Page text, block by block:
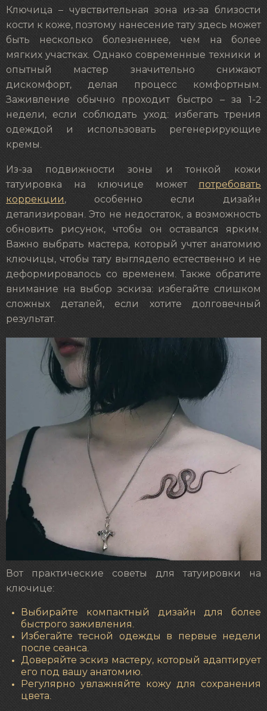
Ключица – чувствительная зона из-за близости
кости к коже, поэтому нанесение тату здесь может
быть несколько болезненнее, чем на более
мягких участках. Однако современные техники и
опытный мастер значительно снижают
дискомфорт, делая процесс комфортным.
Заживление обычно проходит быстро – за 1-2
недели, если соблюдать уход: избегать трения
одеждой и использовать регенерирующие
кремы.
Из-за подвижности зоны и тонкой кожи
татуировка на ключице можетпотребовать
коррекции, особенно если дизайн
детализирован. Это не недостаток, а возможность
обновить рисунок, чтобы он оставался ярким.
Важно выбрать мастера, который учтет анатомию
ключицы, чтобы тату выглядело естественно и не
деформировалось со временем. Также обратите
внимание на выбор эскиза: избегайте слишком
сложных деталей, если хотите долговечный
результат.
Вот практические советы для татуировки на
ключице:
Выбирайте компактный дизайн для более
быстрого заживления.
Избегайте тесной одежды в первые недели
после сеанса.
Доверяйте эскиз мастеру, который адаптирует
его под вашу анатомию.
Регулярно увлажняйте кожу для сохранения
цвета.